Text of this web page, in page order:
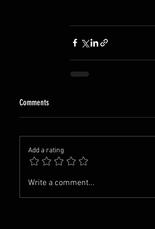
Comments
Add a rating
Write a comment...